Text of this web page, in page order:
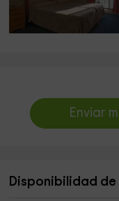
Enviar
Disponibilidad de